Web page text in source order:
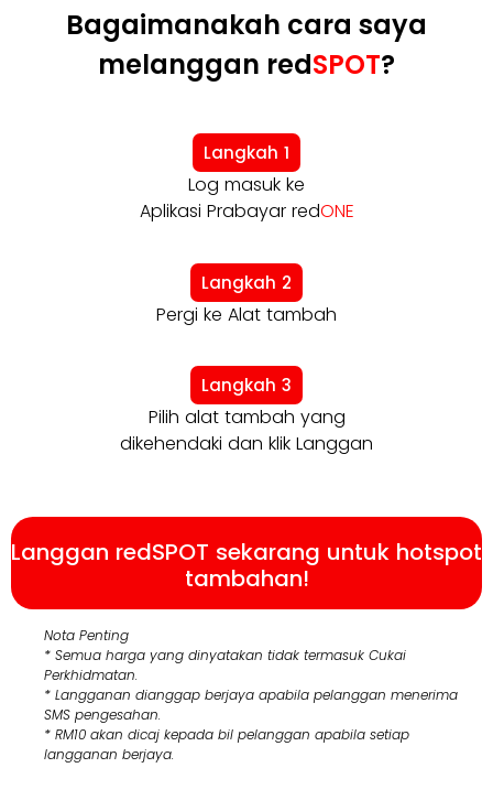
Bagaimanakah cara saya
melanggan redSPOT?
Langkah 1
Log masuk ke
Aplikasi Prabayar redONE
Langkah 2
Pergi ke Alat tambah
Langkah 3
Pilih alat tambah yang
dikehendaki dan klik Langgan
Langgan redSPOT sekarang untuk hotspot
tambahan!
Nota Penting
* Semua harga yang dinyatakan tidak termasuk Cukai
Perkhidmatan.
* Langganan dianggap berjaya apabila pelanggan menerima
SMS pengesahan.
* RM10 akan dicaj kepada bil pelanggan apabila setiap
langganan berjaya.